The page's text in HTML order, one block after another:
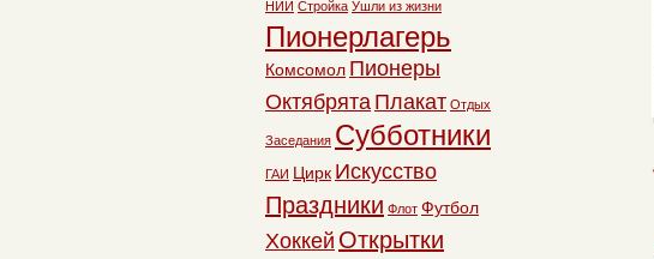
НИИ Стройка Ушли из жизни
Пионерлагерь
Комсомол Пионеры
Октябрята Плакат Отдых
Заседания Субботники
ГАИ Цирк Искусство
Праздники Флот Футбол
Хоккей Открытки